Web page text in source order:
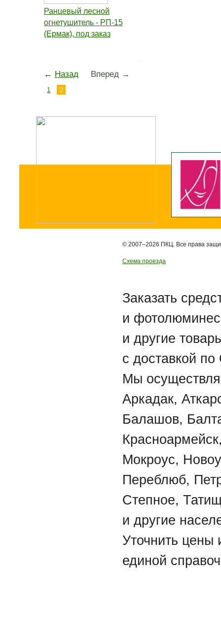
Ранцевый лесной
огнетушитель - РП-15
(Ермак), под заказ
← Назад Вперед →
1 2
© 2007–2026 ПКЦ. Все права
Схема проезда
Заказать
и
и другие
с доставкой
Мы
Аркадак,
Балашов,
Мокроус,
Переблюб,
Степное,
и другие
Уточнить цены
единой